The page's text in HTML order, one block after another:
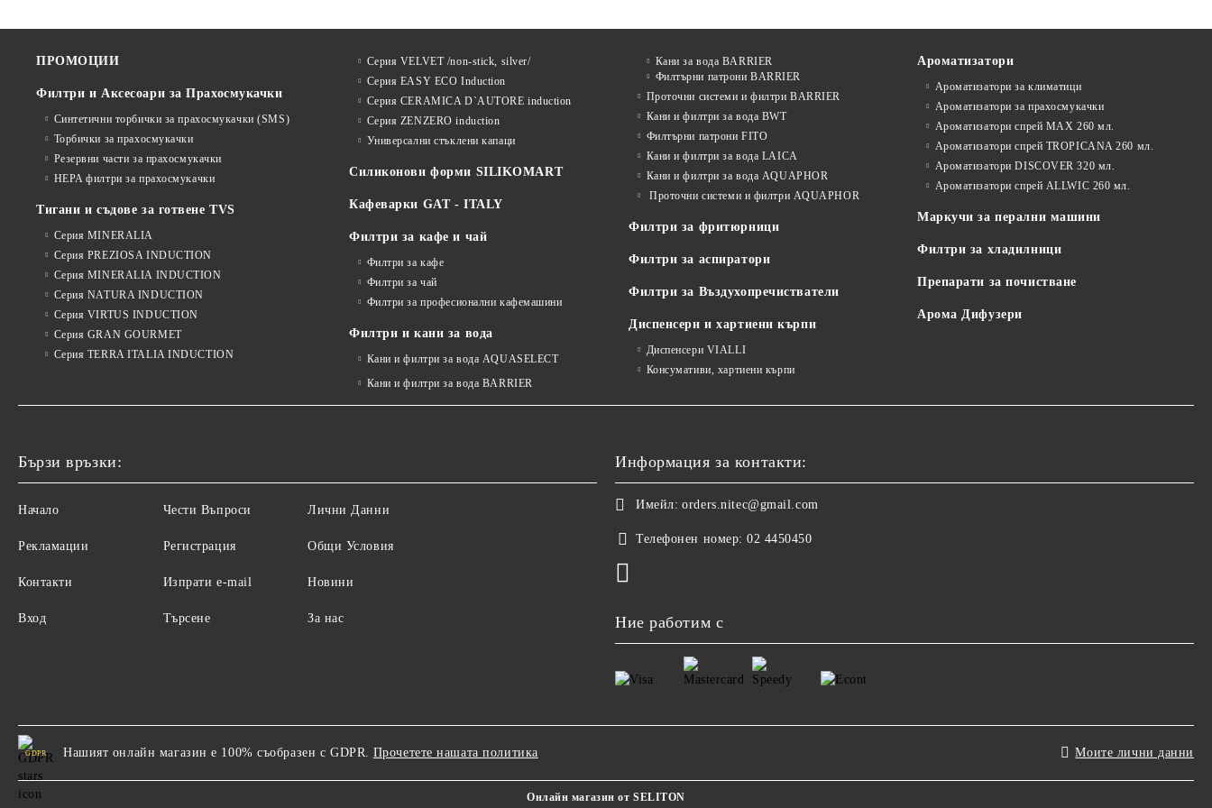
ПРОМОЦИИ
Филтри и Аксесоари за Прахосмукачки
Синтетични торбички за прахосмукачки (SMS)
Торбички за прахосмукачки
Резервни части за прахосмукачки
HEPA филтри за прахосмукачки
Тигани и съдове за готвене TVS
Серия MINERALIA
Серия PREZIOSA INDUCTION
Серия MINERALIA INDUCTION
Серия NATURA INDUCTION
Серия VIRTUS INDUCTION
Серия GRAN GOURMET
Серия TERRA ITALIA INDUCTION
Серия VELVET /non-stick, silver/
Серия EASY ECO Induction
Серия CERAMICA D`AUTORE induction
Серия ZENZERO induction
Универсални стъклени капаци
Силиконови форми SILIKOMART
Кафеварки GAT - ITALY
Филтри за кафе и чай
Филтри за кафе
Филтри за чай
Филтри за професионални кафемашини
Филтри и кани за вода
Кани и филтри за вода AQUASELECT
Кани и филтри за вода BARRIER
Кани за вода BARRIER
Филтърни патрони BARRIER
Проточни системи и филтри BARRIER
Кани и филтри за вода BWT
Филтърни патрони FITO
Кани и филтри за вода LAICA
Кани и филтри за вода AQUAPHOR
Проточни системи и филтри AQUAPHOR
Филтри за фритюрници
Филтри за аспиратори
Филтри за Въздухопречистватели
Диспенсери и хартиени кърпи
Диспенсери VIALLI
Консумативи, хартиени кърпи
Ароматизатори
Ароматизатори за климатици
Ароматизатори за прахосмукачки
Ароматизатори спрей MAX 260 мл.
Ароматизатори спрей TROPICANA 260 мл.
Ароматизатори DISCOVER 320 мл.
Ароматизатори спрей ALLWIC 260 мл.
Маркучи за перални машини
Филтри за хладилници
Препарати за почистване
Арома Дифузери
Бързи връзки:
Начало
Рекламации
Контакти
Вход
Чести Въпроси
Регистрация
Изпрати e-mail
Търсене
Лични Данни
Общи Условия
Новини
За нас
Информация за контакти:
Имейл: orders.nitec@gmail.com
Телефонен номер: 02 4450450
Ние работим с
GDPR Нашият онлайн магазин е 100% съобразен с GDPR. Прочетете нашата политика Моите лични данни
Онлайн магазин от SELITON